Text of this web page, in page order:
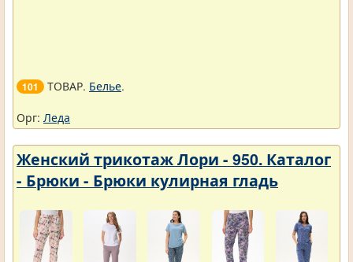
101 ТОВАР. Белье.
Орг: Леда
Женский трикотаж Лори - 950. Каталог
- Брюки - Брюки кулирная гладь